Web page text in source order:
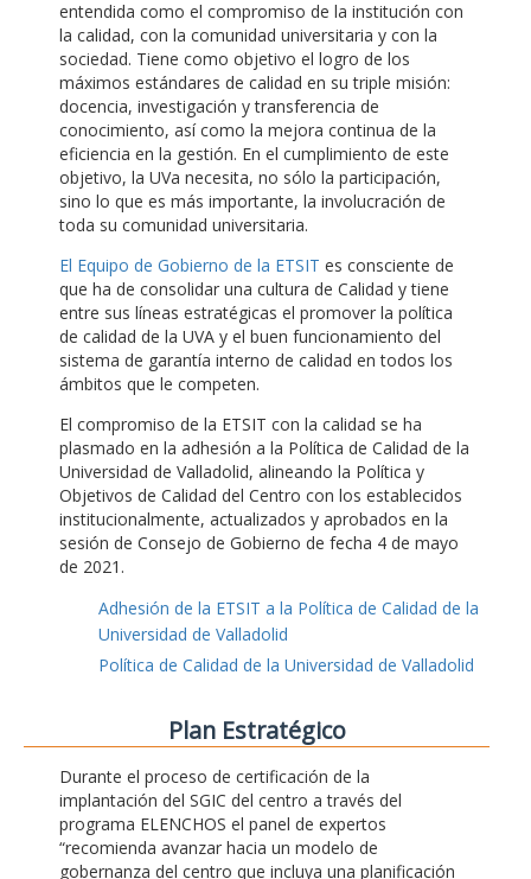
entendida como el compromiso de la institución con
la calidad, con la comunidad universitaria y con la
sociedad. Tiene como objetivo el logro de los
máximos estándares de calidad en su triple misión:
docencia, investigación y transferencia de
conocimiento, así como la mejora continua de la
eficiencia en la gestión. En el cumplimiento de este
objetivo, la UVa necesita, no sólo la participación,
sino lo que es más importante, la involucración de
toda su comunidad universitaria.
El Equipo de Gobierno de la ETSIT es consciente de
que ha de consolidar una cultura de Calidad y tiene
entre sus líneas estratégicas el promover la política
de calidad de la UVA y el buen funcionamiento del
sistema de garantía interno de calidad en todos los
ámbitos que le competen.
El compromiso de la ETSIT con la calidad se ha
plasmado en la adhesión a la Política de Calidad de la
Universidad de Valladolid, alineando la Política y
Objetivos de Calidad del Centro con los establecidos
institucionalmente, actualizados y aprobados en la
sesión de Consejo de Gobierno de fecha 4 de mayo
de 2021.
Adhesión de la ETSIT a la Política de Calidad de la
Universidad de Valladolid
Política de Calidad de la Universidad de Valladolid
Plan Estratégico
Durante el proceso de certificación de la
implantación del SGIC del centro a través del
programa ELENCHOS el panel de expertos
“recomienda avanzar hacia un modelo de
gobernanza del centro que incluya una planificación